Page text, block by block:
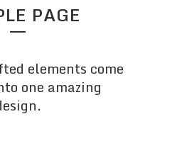
PAGE
elements come
one amazing